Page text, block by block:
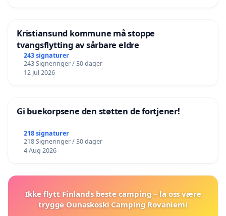
Kristiansund kommune må stoppe
tvangsflytting av sårbare eldre
243 signaturer
243 Signeringer / 30 dager
12 Jul 2026
Gi buekorpsene den støtten de fortjener!
218 signaturer
218 Signeringer / 30 dager
4 Aug 2026
Ikke flytt Finlands beste camping – la oss være
trygge Ounaskoski Camping Rovaniemi